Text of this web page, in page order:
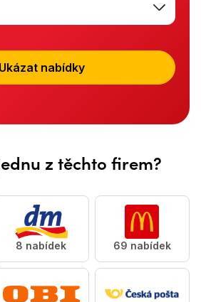
Ukázat nabídky
z těchto firem?
8 nabídek 69 nabídek